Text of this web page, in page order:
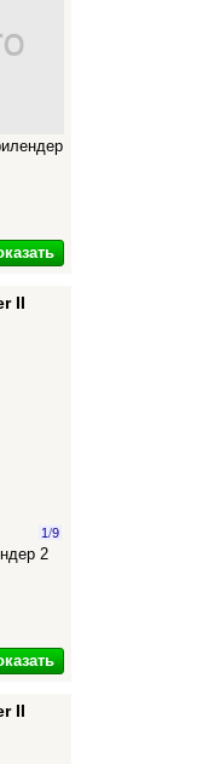
II
1/9
2
II